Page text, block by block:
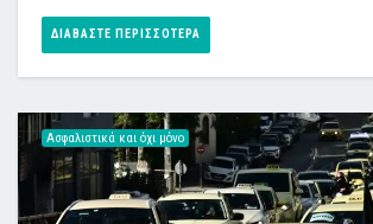
ΔΙΑΒΆΣΤΕ ΠΕΡΙΣΣΌΤΕΡΑ
Ασφαλιστικά και όχι μόνο